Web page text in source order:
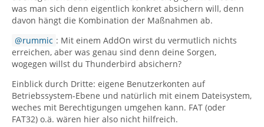
was man sich denn eigentlich konkret absichern will, denn
davon hängt die Kombination der Maßnahmen ab.
rummic : Mit einem AddOn wirst du vermutlich nichts
erreichen, aber was genau sind denn deine Sorgen,
wogegen willst du Thunderbird absichern?
Einblick durch Dritte: eigene Benutzerkonten auf
Betriebssystem-Ebene und natürlich mit einem Dateisystem,
weches mit Berechtigungen umgehen kann. FAT (oder
FAT32) o.ä. wären hier also nicht hilfreich.